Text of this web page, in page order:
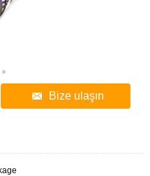
Bize ulaşın